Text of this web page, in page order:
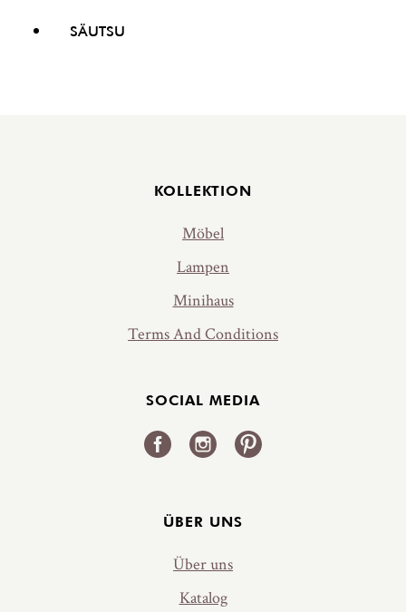
SÄUTSU
KOLLEKTION
Möbel
Lampen
Minihaus
Terms And Conditions
SOCIAL MEDIA
ÜBER UNS
Über uns
Katalog